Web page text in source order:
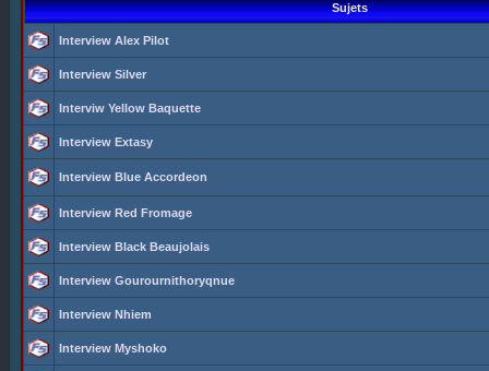
Sujets
Interview Alex Pilot
Interview Silver
Interviw Yellow Baquette
Interview Extasy
Interview Blue Accordeon
Interview Red Fromage
Interview Black Beaujolais
Interview Gourournithoryqnue
Interview Nhiem
Interview Myshoko